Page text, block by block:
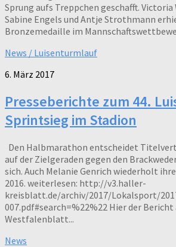
Sprung aufs Treppchen geschafft.
Sabine Engels und Antje Strothmann
Bronzemedaille im
News / Luisenturmlauf
6. März 2017
Presseberichte zum 44.
Sprintsieg im Stadion
Den Halbmarathon entscheidet
auf der Zielgeraden gegen den
sich. Auch Melanie Genrich wiederholt
2016. weiterlesen: http://v3.haller-
kreisblatt.de/archiv/2017/Lokalsport/
007.pdf#search=%22%22 Hier der Bericht
Westfalenblatt...
News